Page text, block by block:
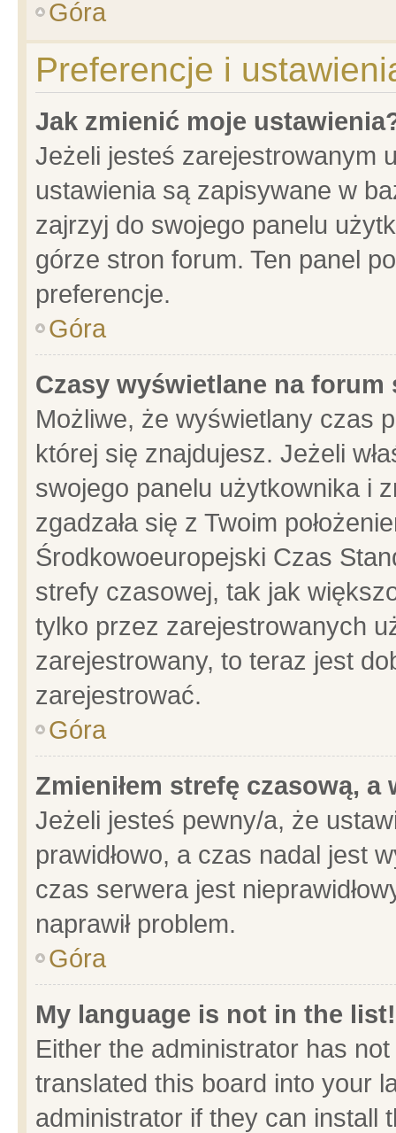
Góra
Preferencje i
Jak zmienić moje
Jeżeli jesteś zarejestrowanym
ustawienia są zapisywane w
zajrzyj do swojego panelu
górze stron forum. Ten panel
preferencje.
Góra
Czasy wyświetlane na forum
Możliwe, że wyświetlany czas
której się znajdujesz. Jeżeli
swojego panelu użytkownika i
zgadzała się z Twoim
Środkowoeuropejski Czas
strefy czasowej, tak jak
tylko przez zarejestrowanych
zarejestrowany, to teraz jest
zarejestrować.
Góra
Zmieniłem strefę czasową,
Jeżeli jesteś pewny/a, że
prawidłowo, a czas nadal jest
czas serwera jest
naprawił problem.
Góra
My language is not in the list!
Either the administrator has
translated this board into your
administrator if they can install